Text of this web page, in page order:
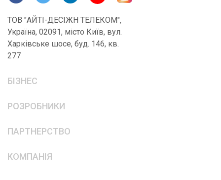
ТОВ "АЙТІ-ДЕСІЖН ТЕЛЕКОМ",
Україна, 02091, місто Київ, вул.
Харківське шосе, буд. 146, кв.
277
БІЗНЕС
РОЗРОБНИКИ
ПАРТНЕРСТВО
КОМПАНІЯ